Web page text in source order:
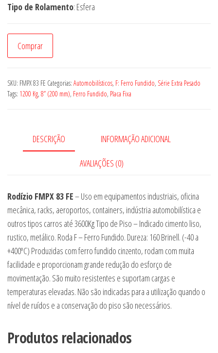
Tipo de Rolamento: Esfera
FE
quantidade
Comprar
SKU: FMPX 83 FE Categorias: Automobilísticos, F: Ferro Fundido, Série Extra Pesado
Tags: 1200 Kg, 8” (200 mm), Ferro Fundido, Placa Fixa
DESCRIÇÃO INFORMAÇÃO ADICIONAL
AVALIAÇÕES (0)
Rodízio FMPX 83 FE– Uso em equipamentos industriais, oficina
mecânica, racks, aeroportos, containers, indústria automobilística e
outros tipos carros até 3600Kg Tipo de Piso – Indicado cimento liso,
rustico, metálico. Roda F – Ferro Fundido. Dureza: 160 Brinell. (-40 a
+400ºC) Produzidas com ferro fundido cinzento, rodam com muita
facilidade e proporcionam grande redução do esforço de
movimentação. São muito resistentes e suportam cargas e
temperaturas elevadas. Não são indicadas para a utilização quando o
nível de ruídos e a conservação do piso são necessários.
Produtos relacionados